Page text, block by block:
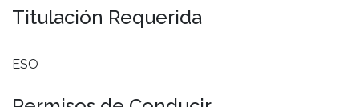
Titulación Requerida
ESO